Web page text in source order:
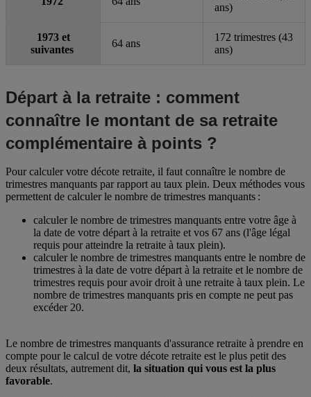
ans)
1973 et
suivantes
64 ans
172 trimestres (43
ans)
Départ à la retraite : comment
connaître le montant de sa retraite
complémentaire à points ?
Pour calculer votre décote retraite, il faut connaître le nombre de
trimestres manquants par rapport au taux plein. Deux méthodes vous
permettent de calculer le nombre de trimestres manquants :
calculer le nombre de trimestres manquants entre votre âge à
la date de votre départ à la retraite et vos 67 ans (l'âge légal
requis pour atteindre la retraite à taux plein).
calculer le nombre de trimestres manquants entre le nombre de
trimestres à la date de votre départ à la retraite et le nombre de
trimestres requis pour avoir droit à une retraite à taux plein. Le
nombre de trimestres manquants pris en compte ne peut pas
excéder 20.
Le nombre de trimestres manquants d'assurance retraite à prendre en
compte pour le calcul de votre décote retraite est le plus petit des
deux résultats, autrement dit, la situation qui vous est la plus
favorable.